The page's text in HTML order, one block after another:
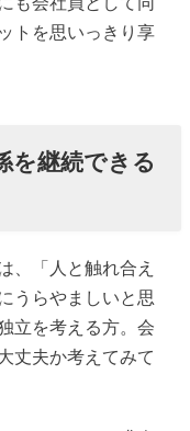
トを思いっきり享
を継続できる
、「人と触れ合え
うらやましいと思
立を考える方。会
丈夫か考えてみて